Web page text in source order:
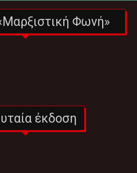
Φωνή»
έκδοση